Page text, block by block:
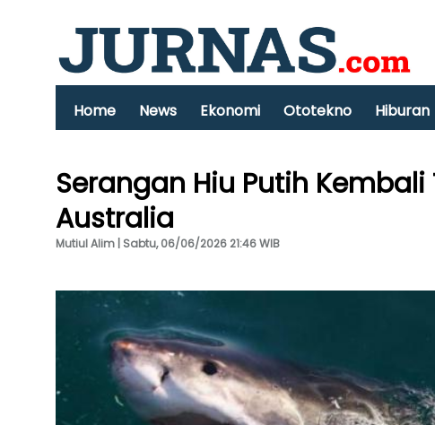
Home News Ekonomi Ototekno Hiburan
Serangan Hiu Putih
Australia
Mutiul Alim | Sabtu, 06/06/2026 21:46 WIB